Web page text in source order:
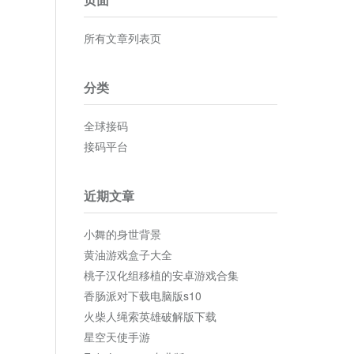
所有文章列表页
分类
全球接码
接码平台
近期文章
小舞的身世背景
黄油游戏盒子大全
桃子汉化组移植的安卓游戏合集
香肠派对下载电脑版s10
火柴人绳索英雄破解版下载
星空天使手游